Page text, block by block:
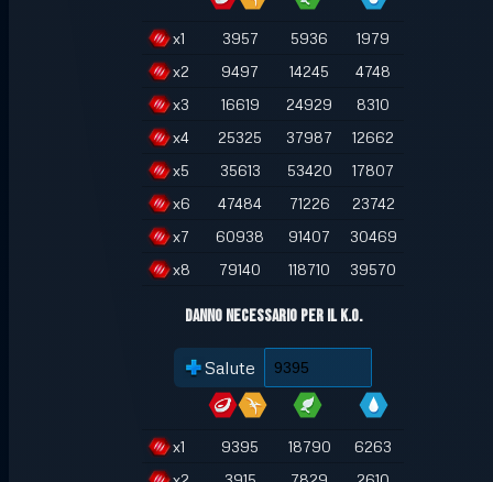
x1 3957 5936
1979
x2 9497 14245
4748
x3 16619 24929
8310
x4 25325 37987
12662
x5 35613 53420
17807
x6 47484 71226
23742
x7 60938 91407
30469
x8 79140 118710 39570
Danno necessario per il K.O.
Salute
x1 9395 18790
6263